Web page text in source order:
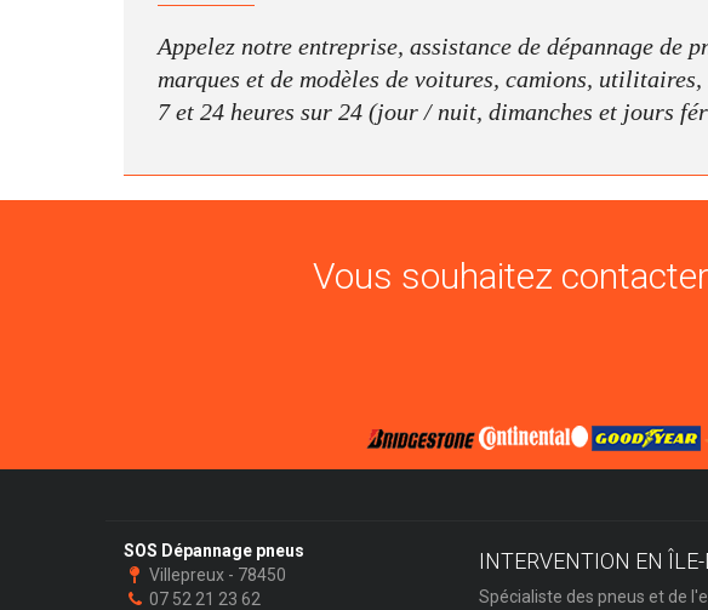
Appelez notre entreprise, assistance de dépannage de
marques et de modèles de voitures, camions,
7 et 24 heures sur 24 (jour / nuit, dimanches et jours
Vous souhaitez
SOS Dépannage pneus
Villepreux - 78450
07 52 21 23 62
INTERVENTION EN ÎLE-
Spécialiste des pneus et de